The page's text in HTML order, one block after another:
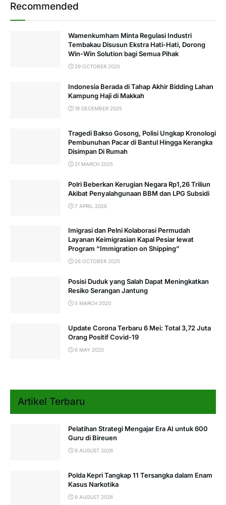
Recommended
Wamenkumham Minta Regulasi Industri
Tembakau Disusun Ekstra Hati-Hati, Dorong
Win-Win Solution bagi Semua Pihak
29 OCTOBER 2025
Indonesia Berada di Tahap Akhir Bidding Lahan
Kampung Haji di Makkah
19 DECEMBER 2025
Tragedi Bakso Gosong, Polisi Ungkap Kronologi
Pembunuhan Pacar di Bantul Hingga Kerangka
Disimpan Di Rumah
21 MARCH 2025
Polri Beberkan Kerugian Negara Rp1,26 Triliun
Akibat Penyalahgunaan BBM dan LPG Subsidi
7 APRIL 2026
Imigrasi dan Pelni Kolaborasi Permudah
Layanan Keimigrasian Kapal Pesiar lewat
Program “Immigration on Shipping”
26 OCTOBER 2025
Posisi Duduk yang Salah Dapat Meningkatkan
Resiko Serangan Jantung
5 MARCH 2020
Update Corona Terbaru 6 Mei: Total 3,72 Juta
Orang Positif Covid-19
6 MAY 2020
Artikel Terbaru
Pelatihan Strategi Mengajar Era AI untuk 600
Guru di Bireuen
8 AUGUST 2026
Polda Kepri Tangkap 11 Tersangka dalam Enam
Kasus Narkotika
8 AUGUST 2026